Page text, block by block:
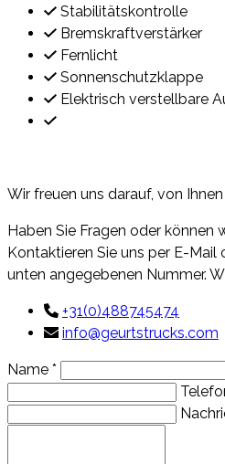
Stabilitätskontrolle
Bremskraftverstärker
Fernlicht
Sonnenschutzklappe
Elektrisch verstellbare
Wir freuen uns darauf, von
Haben Sie Fragen oder können
Kontaktieren Sie uns per E-
unten angegebenen Nummer.
+31(0)488745474
info@geurtstrucks.com
Name *